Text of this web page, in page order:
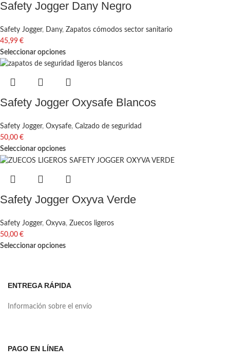
Safety Jogger Dany Negro
Safety Jogger, Dany, Zapatos cómodos sector sanitario
45,99 €
Seleccionar opciones
Safety Jogger Oxysafe Blancos
Safety Jogger, Oxysafe, Calzado de seguridad
50,00 €
Seleccionar opciones
Safety Jogger Oxyva Verde
Safety Jogger, Oxyva, Zuecos ligeros
50,00 €
Seleccionar opciones
ENTREGA RÁPIDA
Información sobre el envío
PAGO EN LÍNEA